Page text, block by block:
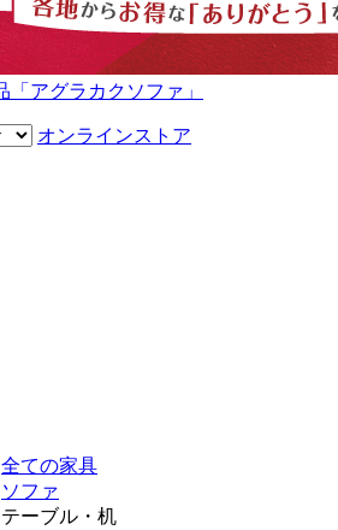
オンラインストア
全ての家具
ソファ
テーブル・机